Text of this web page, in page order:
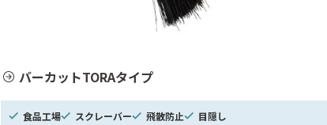
バーカットTORAタイプ
食品工場 スクレーバー 飛散防止 目隠し